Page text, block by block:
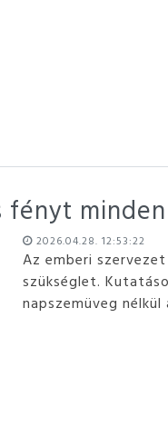
fényt
2026.04.28. 12:53:22
Az emberi
szükséglet.
napszemüveg